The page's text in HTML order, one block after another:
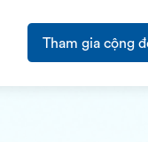
Tham gia cộng